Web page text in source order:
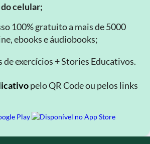
celular;
100% gratuito a mais de 5000
ebooks e áudiobooks;
de exercícios + Stories Educativos.
pelo QR Code ou pelos links